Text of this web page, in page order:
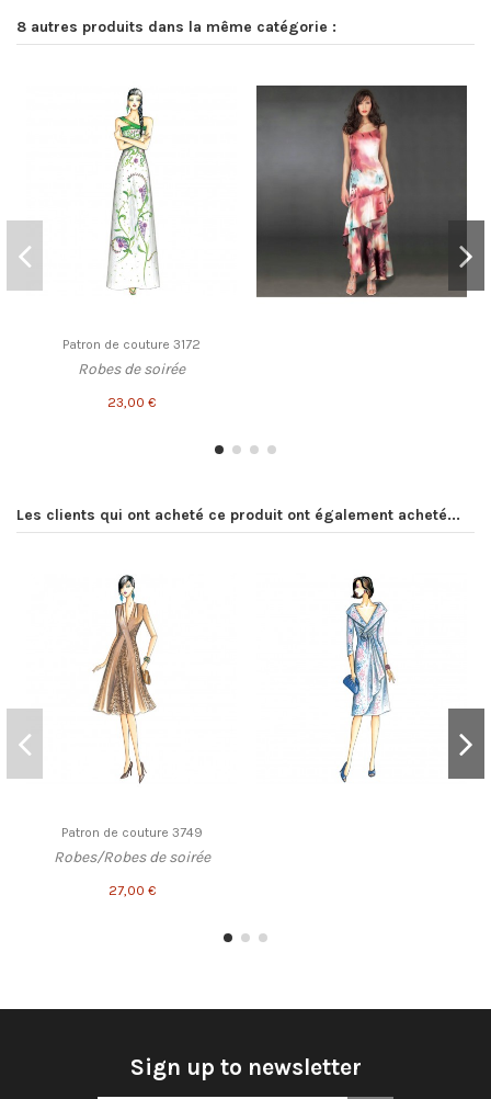
8 autres produits dans la même catégorie :
Patron de couture 3172
Robes de soirée
23,00 €
Les clients qui ont acheté ce produit ont également acheté...
Patron de couture 3749
Robes/Robes de soirée
27,00 €
Sign up to newsletter